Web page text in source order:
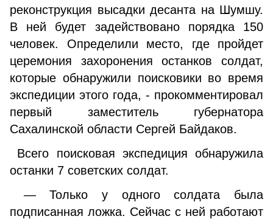
реконструкция высадки десанта на Шумшу.
В ней будет задействовано порядка 150
человек. Определили место, где пройдет
церемония захоронения останков солдат,
которые обнаружили поисковики во время
экспедиции этого года, - прокомментировал
первый заместитель губернатора
Сахалинской области Сергей Байдаков.
Всего поисковая экспедиция обнаружила
останки 7 советских солдат.
— Только у одного солдата была
подписанная ложка. Сейчас с ней работают